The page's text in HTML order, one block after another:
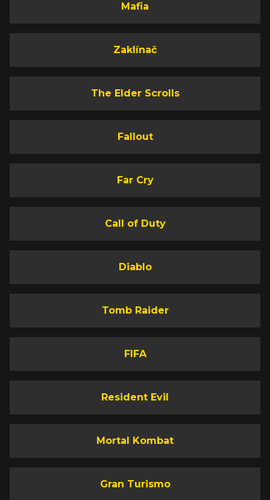
Mafia
Zaklínač
The Elder Scrolls
Fallout
Far Cry
Call of Duty
Diablo
Tomb Raider
FIFA
Resident Evil
Mortal Kombat
Gran Turismo